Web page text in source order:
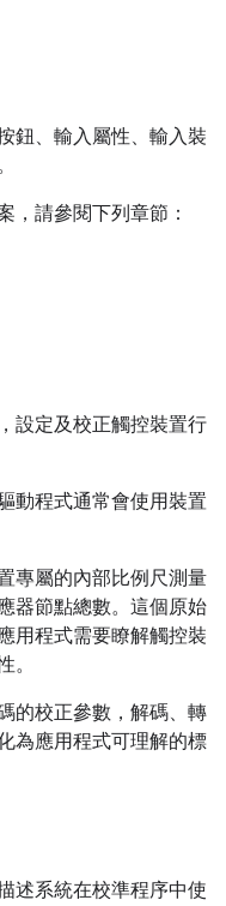
鈕、輸入屬性、輸入裝
，請參閱下列章節：
設定及校正觸控裝置行
動程式通常會使用裝置
專屬的內部比例尺測量
器節點總數。這個原始
用程式需要瞭解觸控裝
。
的校正參數，解碼、轉
為應用程式可理解的標
述系統在校準程序中使